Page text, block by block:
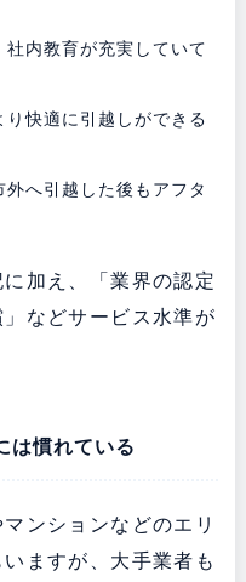
内教育が充実していて
快適に引越しができる
へ引越した後もアフタ
加え、「業界の認定
などサービス水準が
は慣れている
ンションなどのエリ
ますが、大手業者も